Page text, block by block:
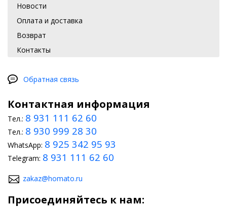
Новости
Оплата и доставка
Возврат
Контакты
Обратная связь
Контактная информация
Тел.: 8 931 111 62 60
Тел.: 8 930 999 28 30
WhatsApp: 8 925 342 95 93
Telegram: 8 931 111 62 60
zakaz@homato.ru
Присоединяйтесь к нам: